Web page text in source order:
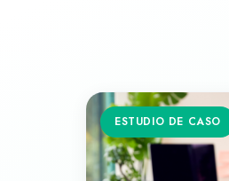
ESTUDIO DE CASO